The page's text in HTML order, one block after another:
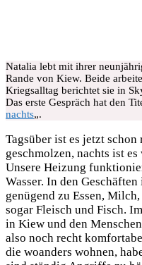
Natalia lebt mit ihrer
Rande von Kiew. Beide
Kriegsalltag berichtet sie in
Das erste Gespräch hat den
nachts„.
Tagsüber ist es jetzt
geschmolzen, nachts ist
Unsere Heizung
Wasser. In den
genügend zu Essen,
sogar Fleisch und Fisch.
in Kiew und den
also noch recht
die woanders wohnen,